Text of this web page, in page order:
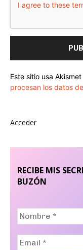
I agree to these
Este sitio usa
procesan los datos
Acceder
RECIBE MIS
BUZÓN
Nombre
Email